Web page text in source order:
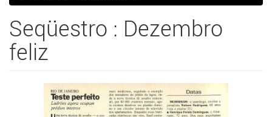
Seqüestro : Dezembro
feliz